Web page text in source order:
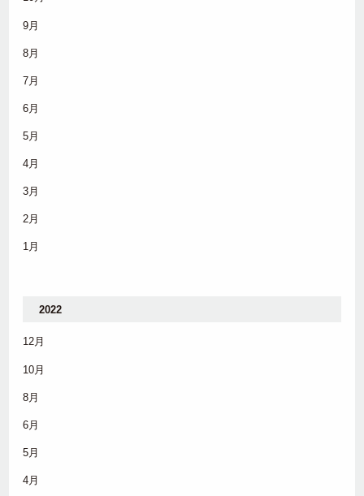
9月
8月
7月
6月
5月
4月
3月
2月
1月
2022
12月
10月
8月
6月
5月
4月